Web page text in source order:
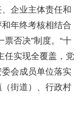
企业主体责任和
年终考核相结合
否决”制度。“十
任实现全覆盖，党
会成员单位落实
街道）、行政村